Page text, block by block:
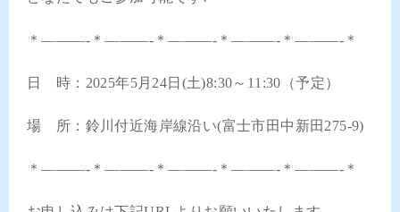
＊———-＊———-＊———-＊———-＊———-＊
日 時：2025年5月24日(土)8:30～11:30（予定）
場 所：鈴川付近海岸線沿い(富士市田中新田275-9)
＊———-＊———-＊———-＊———-＊———-＊